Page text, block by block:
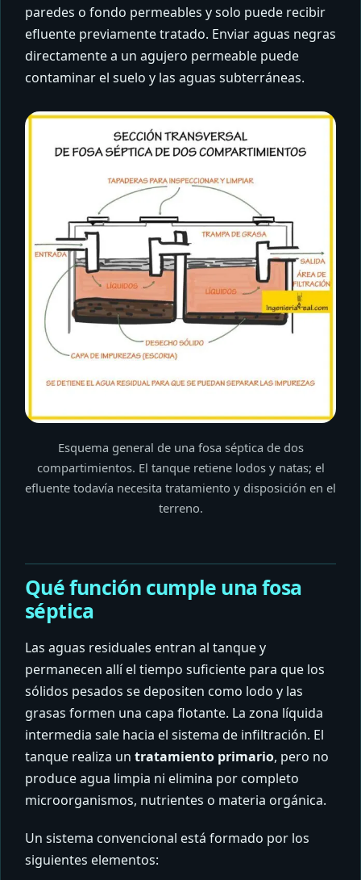
paredes o fondo permeables y solo puede recibir
efluente previamente tratado. Enviar aguas negras
directamente a un agujero permeable puede
contaminar el suelo y las aguas subterráneas.
Esquema general de una fosa séptica de dos
compartimientos. El tanque retiene lodos y natas; el
efluente todavía necesita tratamiento y disposición en el
terreno.
Qué función cumple una fosa
séptica
Las aguas residuales entran al tanque y
permanecen allí el tiempo suficiente para que los
sólidos pesados se depositen como lodo y las
grasas formen una capa flotante. La zona líquida
intermedia sale hacia el sistema de infiltración. El
tanque realiza un tratamiento primario, pero no
produce agua limpia ni elimina por completo
microorganismos, nutrientes o materia orgánica.
Un sistema convencional está formado por los
siguientes elementos: